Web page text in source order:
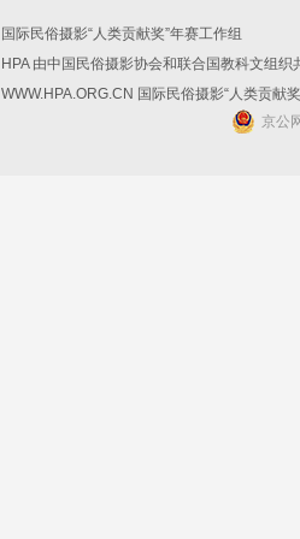
国际民俗摄影“人类贡献奖”年赛工作组
HPA 由中国民俗摄影协会和联合国教科文组
WWW.HPA.ORG.CN 国际民俗摄影“人类贡献
京公